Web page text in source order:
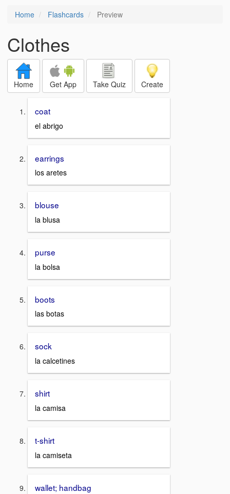
Home Flashcards Preview
Clothes
Home Get App Take Quiz Create
coat
el abrigo
earrings
los aretes
blouse
la blusa
purse
la bolsa
boots
las botas
sock
la calcetines
shirt
la camisa
t-shirt
la camiseta
wallet; handbag